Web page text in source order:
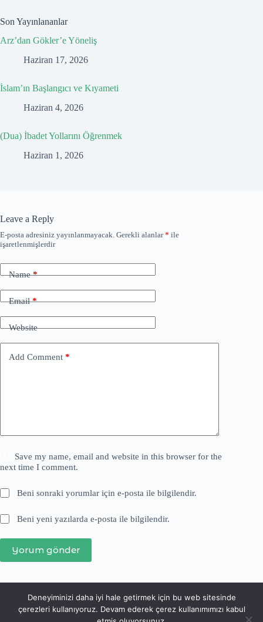
Son Yayınlananlar
Arz’dan Gökler’e Yöneliş
Haziran 17, 2026
İslam’ın Başlangıcı ve Kıyameti
Haziran 4, 2026
(Dua) İbadet Yollarını Öğrenmek
Haziran 1, 2026
Leave a Reply
E-posta adresiniz yayınlanmayacak. Gerekli alanlar* ile
işaretlenmişlerdir
Name*
Email*
Website
Add Comment *
Save my name, email and website in this browser for the
next time I comment.
Beni sonraki yorumlar için e-posta ile bilgilendir.
Beni yeni yazılarda e-posta ile bilgilendir.
Yorum gönder
Deneyiminizi daha iyi hale getirmek için bu web sitesinde
çerezleri kullanıyoruz. Devam ederek çerez kullanımımızı kabul